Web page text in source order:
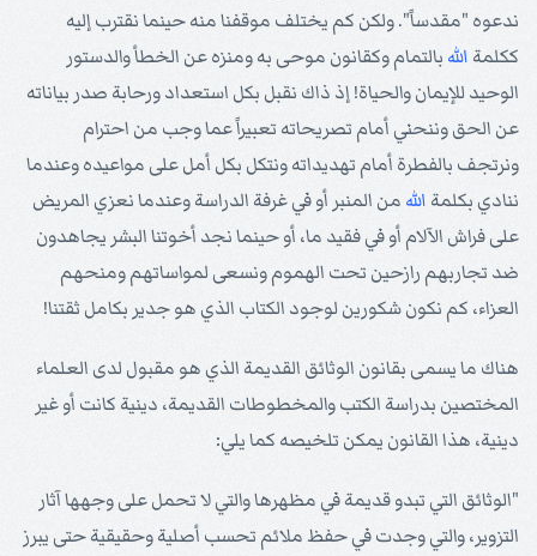
ندعوه "مقدساً". ولكن كم يختلف موقفنا منه حينما نقترب إليه
ككلمة الله بالتمام وكقانون موحى به ومنزه عن الخطأ والدستور
الوحيد للإيمان والحياة! إذ ذاك نقبل بكل استعداد ورحابة صدر بياناته
عن الحق وننحني أمام تصريحاته تعبيراً عما وجب من احترام
ونرتجف بالفطرة أمام تهديداته ونتكل بكل أمل على مواعيده وعندما
ننادي بكلمة الله من المنبر أو في غرفة الدراسة وعندما نعزي المريض
على فراش الآلام أو في فقيد ما، أو حينما نجد أخوتنا البشر يجاهدون
ضد تجاربهم رازحين تحت الهموم ونسعى لمواساتهم ومنحهم
العزاء، كم نكون شكورين لوجود الكتاب الذي هو جدير بكامل ثقتنا!
هناك ما يسمى بقانون الوثائق القديمة الذي هو مقبول لدى العلماء
المختصين بدراسة الكتب والمخطوطات القديمة، دينية كانت أو غير
دينية، هذا القانون يمكن تلخيصه كما يلي:
"الوثائق التي تبدو قديمة في مظهرها والتي لا تحمل على وجهها آثار
التزوير، والتي وجدت في حفظ ملائم تحسب أصلية وحقيقية حتى يبرز